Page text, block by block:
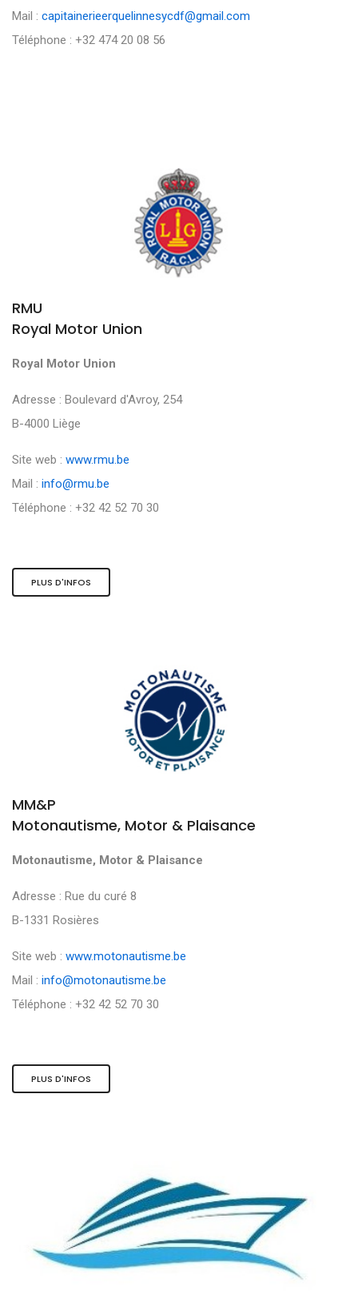
Mail : capitainerieerquelinnesycdf@gmail.com
Téléphone : +32 474 20 08 56
RMU
Royal Motor Union
Royal Motor Union
Adresse : Boulevard d'Avroy, 254
B-4000 Liège
Site web : www.rmu.be
Mail : info@rmu.be
Téléphone : +32 42 52 70 30
PLUS D'INFOS
MM&P
Motonautisme, Motor & Plaisance
Motonautisme, Motor & Plaisance
Adresse : Rue du curé 8
B-1331 Rosières
Site web : www.motonautisme.be
Mail : info@motonautisme.be
Téléphone : +32 42 52 70 30
PLUS D'INFOS